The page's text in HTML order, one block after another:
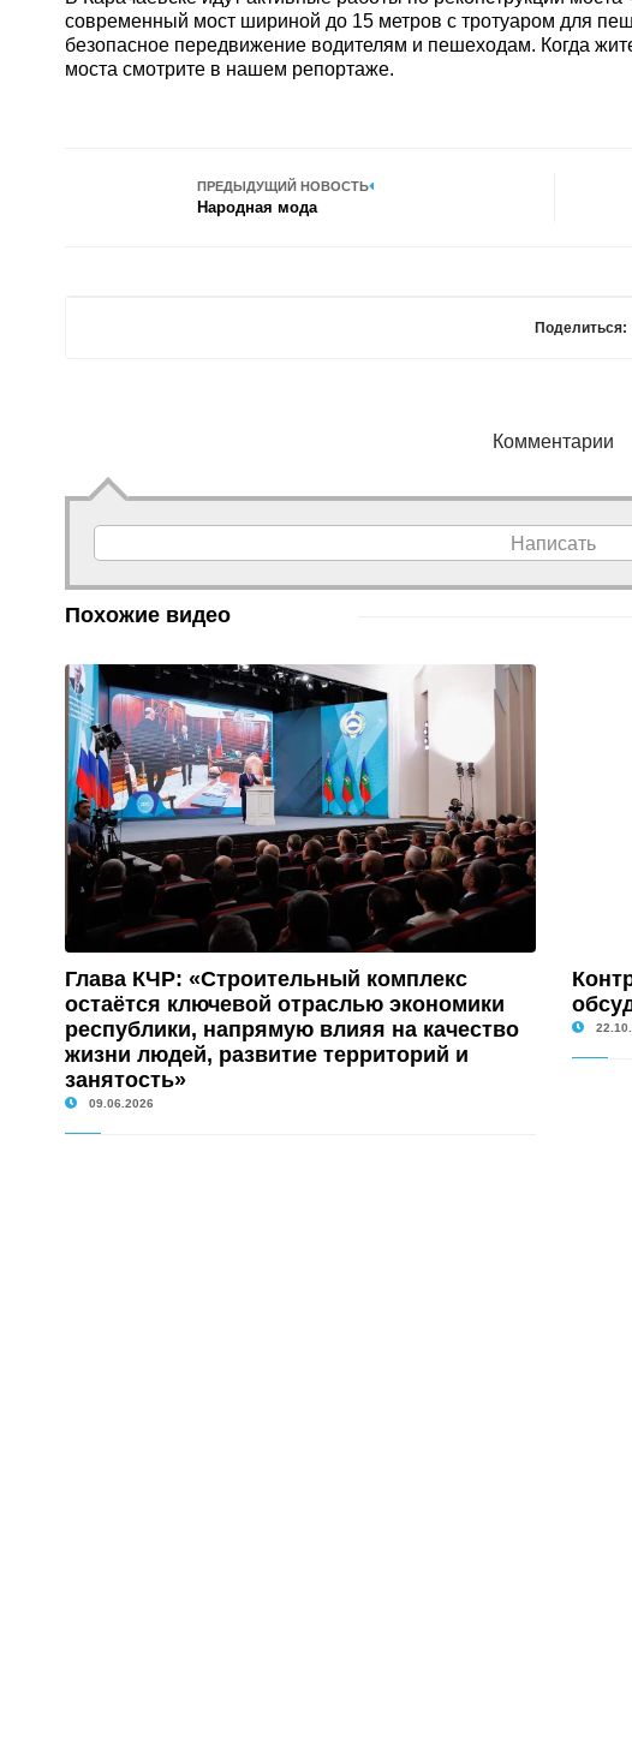
современный мост шириной до 15 метров с тротуаром для
безопасное передвижение водителям и пешеходам. Когда
моста смотрите в нашем репортаже.
ПРЕДЫДУЩИЙ НОВОСТЬ
Народная мода
Поделиться:
Комментарии
Написать
Похожие видео
Глава КЧР: «Строительный комплекс
остаётся ключевой отраслью экономики
республики, напрямую влияя на качество
жизни людей, развитие территорий и
занятость»
09.06.2026